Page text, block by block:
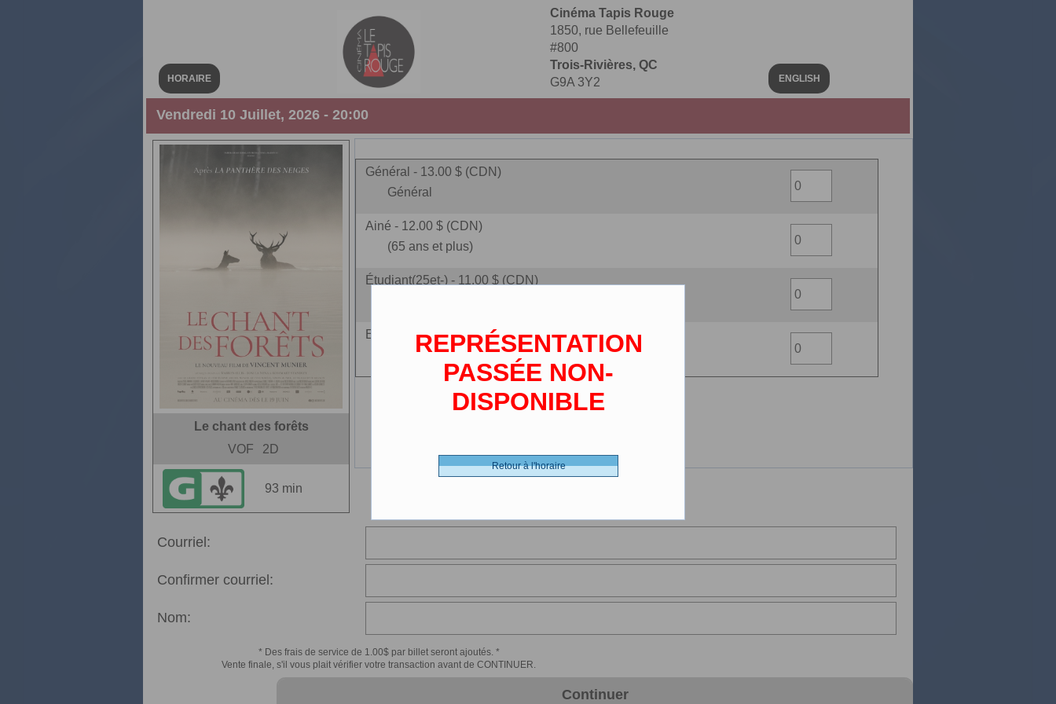
HORAIRE
Cinéma Tapis Rouge
1850, rue Bellefeuille
#800
Trois-Rivières, QC
G9A 3Y2
ENGLISH
Vendredi 10 Juillet, 2026 - 20:00
Le chant des forêts
VOF
2D
93 min
Général - 13.00 $ (CDN)
Général
Ainé - 12.00 $ (CDN)
(65 ans et plus)
Étudiant(25et-) - 11.00 $ (CDN)
Enfant - 9.00 $ (CDN)
(2-12 ans)
Courriel:
Confirmer courriel:
Nom:
* Des frais de service de 1.00$ par billet seront ajoutés. *
Vente finale, s'il vous plait vérifier votre transaction avant de CONTINUER.
Continuer
REPRÉSENTATION
PASSÉE NON-
DISPONIBLE
Retour à l'horaire